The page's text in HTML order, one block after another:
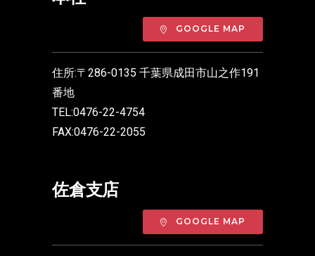
GOOGLE MAP
住所:〒286-0135 千葉県成田市山之作191
番地
TEL:0476-22-4754
FAX:0476-22-2055
佐倉支店
GOOGLE MAP